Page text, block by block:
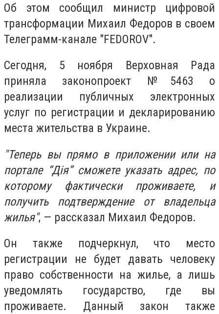
Об этом сообщил министр цифровой
трансформации Михаил Федоров в своем
Телеграмм-канале "FEDOROV".
Сегодня, 5 ноября Верховная Рада
приняла законопроект №5463 о
реализации публичных электронных
услуг по регистрации и декларированию
места жительства в Украине.
"Теперь вы прямо в приложении или на
портале “Дія” сможете указать адрес, по
которому фактически проживаете, и
получить подтверждение от владельца
жилья", — рассказал Михаил Федоров.
Он также подчеркнул, что место
регистрации не будет давать человеку
право собственности на жилье, а лишь
уведомлять государство, где вы
проживаете. Данный закон также